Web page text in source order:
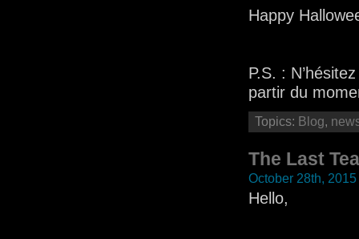
Happy
P.S. :
partir du
Topics: Blog,
The Last
October 28th, 2015
Hello,